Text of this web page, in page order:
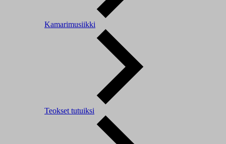
Kamarimusiikki
Teokset tutuiksi